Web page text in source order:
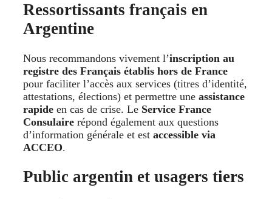
Ressortissants français en
Argentine
Nous recommandons vivement l’inscription au
registre des Français établis hors de France
pour faciliter l’accès aux services (titres d’identité,
attestations, élections) et permettre une assistance
rapide en cas de crise. Le Service France
Consulaire répond également aux questions
d’information générale et est accessible via
ACCEO.
Public argentin et usagers tiers